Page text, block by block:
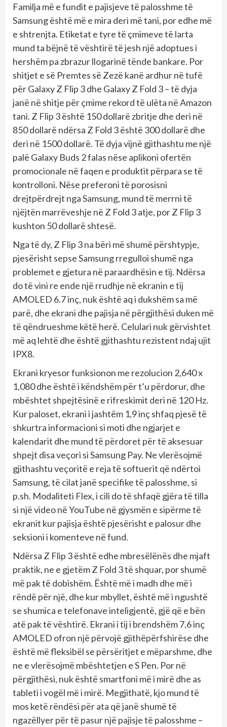
Familja më e fundit e pajisjeve të palosshme të
Samsung është më e mira deri më tani, por edhe më
e shtrenjta. Etiketat e tyre të çmimeve të larta
mund ta bëjnë të vështirë të jesh një adoptues i
hershëm pa zbrazur llogarinë tënde bankare. Por
shitjet e së Premtes së Zezë kanë ardhur në tufë
për Galaxy Z Flip 3 dhe Galaxy Z Fold 3 – të dyja
janë në shitje për çmime rekord të ulëta në Amazon
tani. Z Flip 3 është 150 dollarë zbritje dhe deri në
850 dollarë ndërsa Z Fold 3 është 300 dollarë dhe
deri në 1500 dollarë. Të dyja vijnë gjithashtu me një
palë Galaxy Buds 2 falas nëse aplikoni ofertën
promocionale në faqen e produktit përpara se të
kontrolloni. Nëse preferoni të porosisni
drejtpërdrejt nga Samsung, mund të merrni të
njëjtën marrëveshje në Z Fold 3 atje, por Z Flip 3
kushton 50 dollarë shtesë.
Nga të dy, Z Flip 3 na bëri më shumë përshtypje,
pjesërisht sepse Samsung rregulloi shumë nga
problemet e gjetura në paraardhësin e tij. Ndërsa
do të vini re ende një rrudhje në ekranin e tij
AMOLED 6.7 inç, nuk është aq i dukshëm sa më
parë, dhe ekrani dhe pajisja në përgjithësi duken më
të qëndrueshme këtë herë. Celulari nuk gërvishtet
më aq lehtë dhe është gjithashtu rezistent ndaj ujit
IPX8.
Ekrani kryesor funksionon me rezolucion 2,640 x
1,080 dhe është i këndshëm për t’u përdorur, dhe
mbështet shpejtësinë e rifreskimit deri në 120 Hz.
Kur paloset, ekrani i jashtëm 1,9 inç shfaq pjesë të
shkurtra informacioni si moti dhe ngjarjet e
kalendarit dhe mund të përdoret për të aksesuar
shpejt disa veçori si Samsung Pay. Ne vlerësojmë
gjithashtu veçoritë e reja të softuerit që ndërtoi
Samsung, të cilat janë specifike të palosshme, si
p.sh. Modaliteti Flex, i cili do të shfaqë gjëra të tilla
si një video në YouTube në gjysmën e sipërme të
ekranit kur pajisja është pjesërisht e palosur dhe
seksioni i komenteve në fund.
Ndërsa Z Flip 3 është edhe mbresëlënës dhe mjaft
praktik, ne e gjetëm Z Fold 3 të shquar, por shumë
më pak të dobishëm. Është më i madh dhe më i
rëndë për një, dhe kur mbyllet, është më i ngushtë
se shumica e telefonave inteligjentë, gjë që e bën
atë pak të vështirë. Ekrani i tij i brendshëm 7,6 inç
AMOLED ofron një përvojë gjithëpërfshirëse dhe
është më fleksibël se përsëritjet e mëparshme, dhe
ne e vlerësojmë mbështetjen e S Pen. Por në
përgjithësi, nuk është smartfoni më i mirë dhe as
tableti i vogël më i mirë. Megjithatë, kjo mund të
mos ketë rëndësi për ata që janë shumë të
ngazëllyer për të pasur një pajisje të palosshme –